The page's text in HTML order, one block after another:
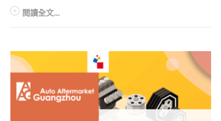
閱讀全文...